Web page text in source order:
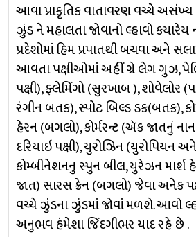
આવા પ્રાકૃતિક વાતાવરણ વચ્ચે અસંખ્ય
ઝુંડ ને મહાલતા જોવાનો લ્હાવો
પ્રદેશોમાં હિમ પ્રપાતથી બચવા અને
આવતા પક્ષીઓમાં અહીં ગ્રે લેગ ગુઝ,
પક્ષી), ફ્લેમિંગો (સુરખાબ ), શોવેલોર
રંગીન બતક), સ્પોટ બિલ્ડ ડક(બતક),
હેરન (બગલો), કોર્મરન્ટ (ઍક જાતનું
દરિયાઇ પક્ષી), યુરોઝિન (યુરોપિયન
કોમ્બીનેશનનુ સ્પુન બીલ, યુરેઝન માર્શ
જાત) સારસ ક્રેન (બગલો) જેવા અનેક
વચ્ચે ઝુંડના ઝુંડમાં જોવાં મળશે. આવો
અનુભવ હંમેશા જિંદગીભર યાદ રહે છે .